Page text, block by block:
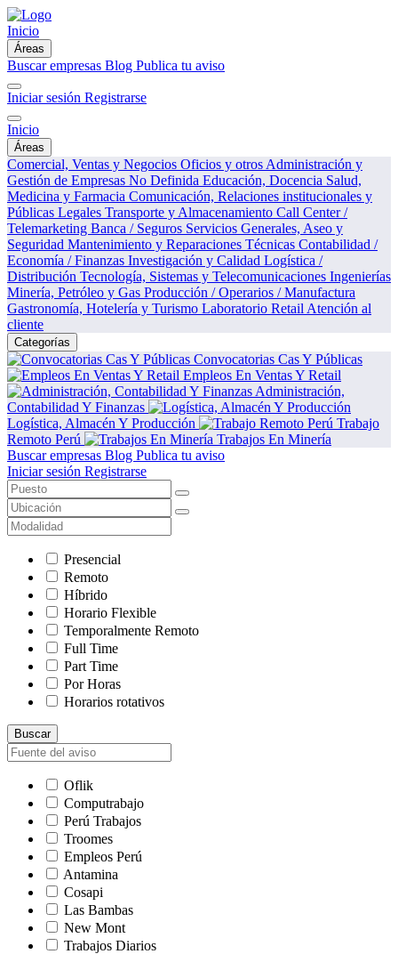
Inicio
Áreas
Buscar empresas Blog Publica tu aviso
Iniciar sesión Registrarse
Inicio
Áreas
Comercial, Ventas y Negocios Oficios y otros Administración y
Gestión de Empresas No Definida Educación, Docencia Salud,
Medicina y Farmacia Comunicación, Relaciones institucionales y
Públicas Legales Transporte y Almacenamiento Call Center /
Telemarketing Banca / Seguros Servicios Generales, Aseo y
Seguridad Mantenimiento y Reparaciones Técnicas Contabilidad /
Economía / Finanzas Investigación y Calidad Logística /
Distribución Tecnología, Sistemas y Telecomunicaciones Ingenierías
Minería, Petróleo y Gas Producción / Operarios / Manufactura
Gastronomía, Hotelería y Turismo Laboratorio Retail Atención al
cliente
Categorías
Convocatorias Cas Y Públicas
Empleos En Ventas Y Retail
Administración,
Contabilidad Y Finanzas
Logística, Almacén Y Producción
Trabajo
Remoto Perú
Trabajos En Minería
Buscar empresas Blog Publica tu aviso
Iniciar sesión Registrarse
Presencial
Remoto
Híbrido
Horario Flexible
Temporalmente Remoto
Full Time
Part Time
Por Horas
Horarios rotativos
Buscar
Oflik
Computrabajo
Perú Trabajos
Troomes
Empleos Perú
Antamina
Cosapi
Las Bambas
New Mont
Trabajos Diarios